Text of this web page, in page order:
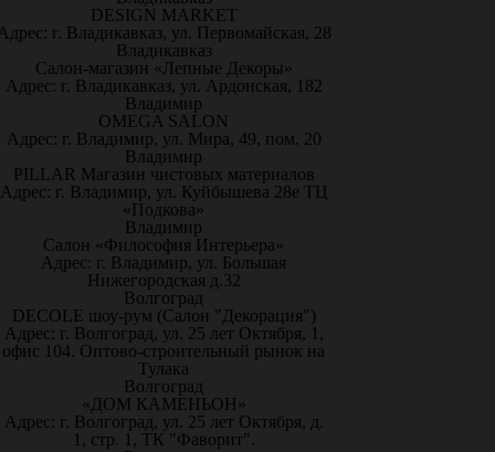
DESIGN MARKET
г. Владикавказ, ул. Первомайская, 28
Владикавказ
Салон-магазин «Лепные Декоры»
Адрес: г. Владикавказ, ул. Ардонская, 182
Владимир
OMEGA SALON
Адрес: г. Владимир, ул. Мира, 49, пом. 20
Владимир
PILLAR Магазин чистовых материалов
Адрес: г. Владимир, ул. Куйбышева 28е ТЦ
«Подкова»
Владимир
Салон «Философия Интерьера»
Адрес: г. Владимир, ул. Большая
Нижегородская д.32
Волгоград
DECOLE шоу-рум (Салон "Декорация")
Адрес: г. Волгоград, ул. 25 лет Октября, 1,
офис 104. Оптово-строительный рынок на
Тулака
Волгоград
«ДОМ КАМЕНЬОН»
Адрес: г. Волгоград, ул. 25 лет Октября, д.
1, стр. 1, ТК "Фаворит".